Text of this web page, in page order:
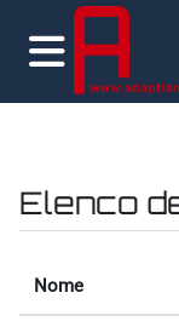
Vai al contenuto
Pannello
Elenco
Nome